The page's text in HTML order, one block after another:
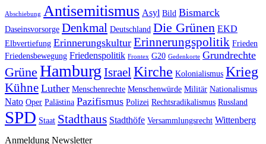
Abschiebung Antisemitismus Asyl Bild Bismarck
Daseinsvorsorge Denkmal Deutschland Die Grünen EKD
Elbvertiefung Erinnerungskultur Erinnerungspolitik Frieden
Friedensbewegung Friedenspolitik Frontex G20 Gedenkorte Grundrechte
Grüne Hamburg IsraelKirche Kolonialismus Krieg
Kühne Luther Menschenrechte Menschenwürde Militär Nationalismus
Nato Oper Palästina Pazifismus Polizei Rechtsradikalismus Russland
SPD Staat Stadthaus Stadthöfe Versammlungsrecht Wittenberg
Anmeldung Newsletter